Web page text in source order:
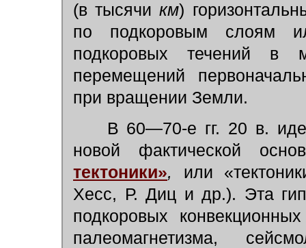
(в тысячикм)
по подкоровым слоям
подкоровых течений в
перемещений
при вращении Земли.
В 60—70-е гг. 20 в.
новой фактической
тектоники», или
Хесс, Р. Диц и др.). Эта
подкоровых
палеомагнетизма,